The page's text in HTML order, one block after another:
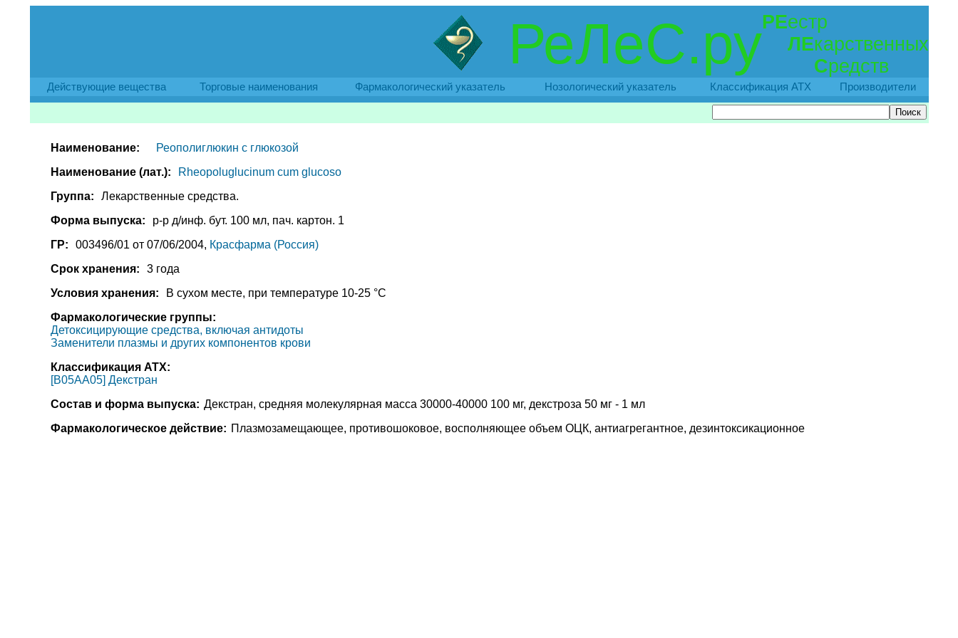
РеЛеС.руРЕестр
ЛЕкарственных
Средств
Действующие вещества Торговые наименования Фармакологический указатель Нозологический указатель Классификация АТХ Производители
Наименование:
Реополиглюкин c глюкозой
Наименование (лат.):
Rheopoluglucinum cum glucoso
Группа:
Лекарственные средства.
Форма выпуска:
р-р д/инф. бут. 100 мл, пач. картон. 1
ГР:
003496/01 от 07/06/2004, Красфарма (Россия)
Срок хранения:
3 года
Условия хранения:
В сухом месте, при температуре 10-25 °C
Фармакологические группы:
Детоксицирующие средства, включая антидоты
Заменители плазмы и других компонентов крови
Классификация АТХ:
[B05AA05] Декстран
Состав и форма выпуска: Декстран, средняя молекулярная масса 30000-40000 100 мг, декстроза 50 мг - 1 мл
Фармакологическое действие: Плазмозамещающее, противошоковое, восполняющее объем ОЦК, антиагрегантное, дезинтоксикационное